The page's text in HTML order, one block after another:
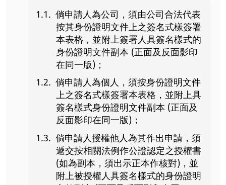
倘申請人為公司，須由公司合法代表
按其身份證明文件上之簽名式樣簽署
本表格，並附上簽署人具簽名樣式的
身份證明文件副本 (正面及反面影印
在同一版)；
倘申請人為個人，須按身份證明文件
上之簽名式樣簽署本表格，並附上具
簽名樣式身份證明文件副本 (正面及
反面影印在同一版)；
倘申請人授權他人為其作出申請，須
遞交按相關法例作公證認定之授權書
(如為副本，須出示正本作核對)，並
附上被授權人具簽名樣式的身份證明